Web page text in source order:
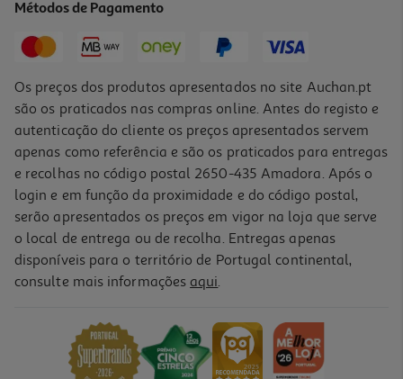
Placa De Indução Bosch Pix631hc1e Preto 60cm
699,99 €
Métodos de Pagamento
Os preços dos produtos apresentados no site Auchan.pt
são os praticados nas compras online. Antes do registo e
autenticação do cliente os preços apresentados servem
apenas como referência e são os praticados para entregas
e recolhas no código postal 2650-435 Amadora. Após o
login e em função da proximidade e do código postal,
serão apresentados os preços em vigor na loja que serve
o local de entrega ou de recolha. Entregas apenas
disponíveis para o território de Portugal continental,
consulte mais informações aqui.